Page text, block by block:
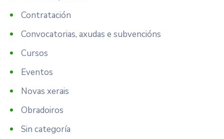
Contratación
Convocatorias, axudas e subvencións
Cursos
Eventos
Novas xerais
Obradoiros
Sin categoría